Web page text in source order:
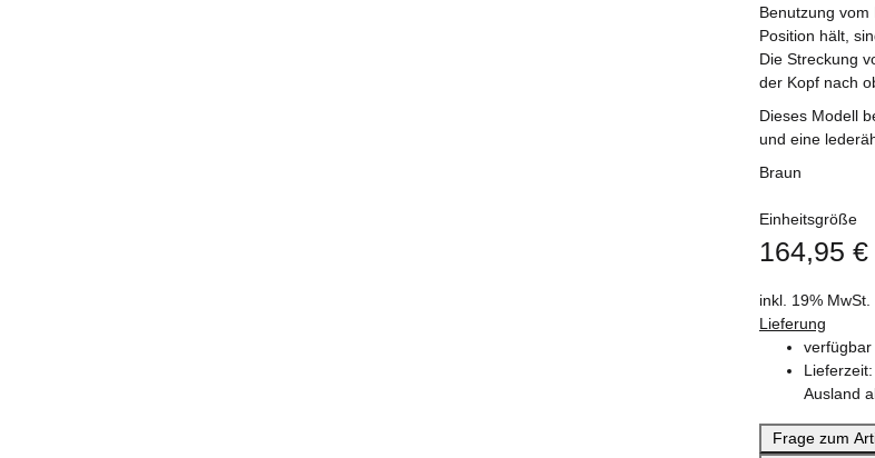
Benutzung
Position hält,
Die Streckung
der Kopf nach
Dieses Modell
und eine
Braun
Einheitsgröße
164,95 €
inkl. 19% MwSt.
Lieferung
verfügbar
Lieferzeit:
Ausland
Frage zum